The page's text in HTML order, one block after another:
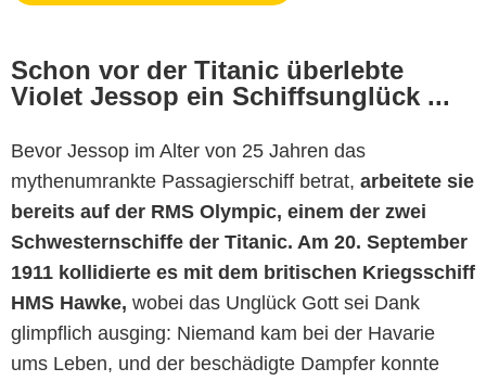
Schon vor der Titanic überlebte
Violet Jessop ein Schiffsunglück ...
Bevor Jessop im Alter von 25 Jahren das
mythenumrankte Passagierschiff betrat, arbeitete sie
bereits auf der RMS Olympic, einem der zwei
Schwesternschiffe der Titanic. Am 20. September
1911 kollidierte es mit dem britischen Kriegsschiff
HMS Hawke, wobei das Unglück Gott sei Dank
glimpflich ausging: Niemand kam bei der Havarie
ums Leben, und der beschädigte Dampfer konnte